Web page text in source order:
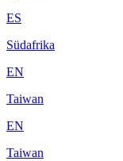
ES
Südafrika
EN
Taiwan
EN
Taiwan